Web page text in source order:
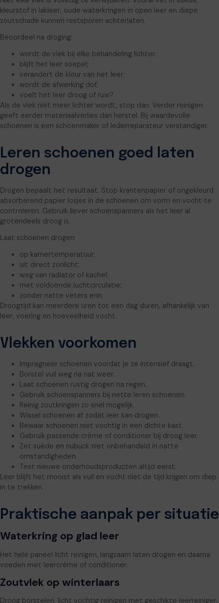
kleurstof in lakleer, oude waterkringen in open leer en diepe
zoutschade kunnen restsporen achterlaten.
Beoordeel na droging:
wordt de vlek bij elke behandeling lichter;
blijft het leer soepel;
verandert de kleur van het leer;
wordt de afwerking dof;
voelt het leer droog of ruw?
Als de vlek niet meer lichter wordt, stop dan. Verder reinigen
geeft eerder materiaalverlies dan herstel. Bij waardevolle
schoenen is een schoenmaker of lederreparateur verstandiger.
Leren schoenen goed laten
drogen
Drogen bepaalt het resultaat. Stop krantenpapier of ongekleurd
absorberend papier losjes in de schoenen om vorm en vocht te
controleren. Gebruik liever schoenspanners als het leer al
grotendeels droog is.
Laat schoenen drogen:
op kamertemperatuur;
uit direct zonlicht;
weg van radiator of kachel;
met voldoende luchtcirculatie;
zonder natte veters erin.
Droogtijd kan meerdere uren tot een dag duren, afhankelijk van
leer, voering en hoeveelheid vocht.
Vlekken voorkomen
Impregneer schoenen voordat je ze intensief draagt.
Borstel vuil weg na nat weer.
Laat schoenen rustig drogen na regen.
Gebruik schoenspanners bij nette leren schoenen.
Reinig zoutkringen zo snel mogelijk.
Wissel schoenen af zodat leer kan drogen.
Bewaar schoenen niet vochtig in een dichte kast.
Gebruik passende crème of conditioner bij droog leer.
Zet suède en nubuck niet onbehandeld in natte
omstandigheden.
Test nieuwe onderhoudsproducten altijd eerst.
Leer blijft het mooist als vuil en vocht niet de tijd krijgen om diep
in te trekken.
Praktische aanpak per situatie
Waterkring op glad leer
Het hele paneel licht reinigen, langzaam laten drogen en daarna
voeden met leercrème of conditioner.
Zoutvlek op winterlaars
Droog borstelen, licht vochtig reinigen met geschikte leerreiniger,